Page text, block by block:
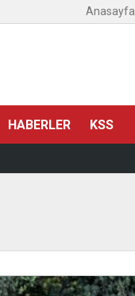
Anasayfa
HABERLER KSS